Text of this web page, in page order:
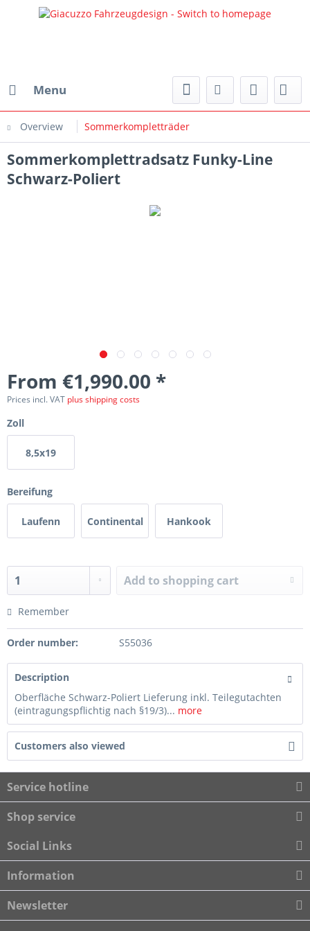
Menu
Overview Sommerkompletträder
Sommerkomplettradsatz Funky-Line
Schwarz-Poliert
From €1,990.00 *
Prices incl. VAT plus shipping costs
Zoll
8,5x19
Bereifung
Laufenn Continental Hankook
Add to shopping cart
Remember
Order number: S55036
Description
Oberfläche Schwarz-Poliert Lieferung inkl. Teilegutachten
(eintragungspflichtig nach §19/3)... more
Customers also viewed
Service hotline
Shop service
Social Links
Information
Newsletter